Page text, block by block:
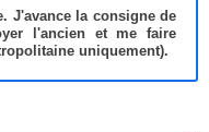
J'avance la consigne de
l'ancien et me faire
uniquement).